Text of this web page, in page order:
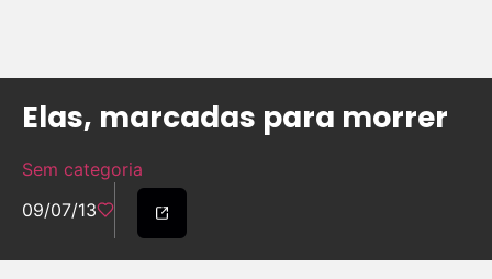
Elas, marcadas para morrer
Sem categoria
09/07/13